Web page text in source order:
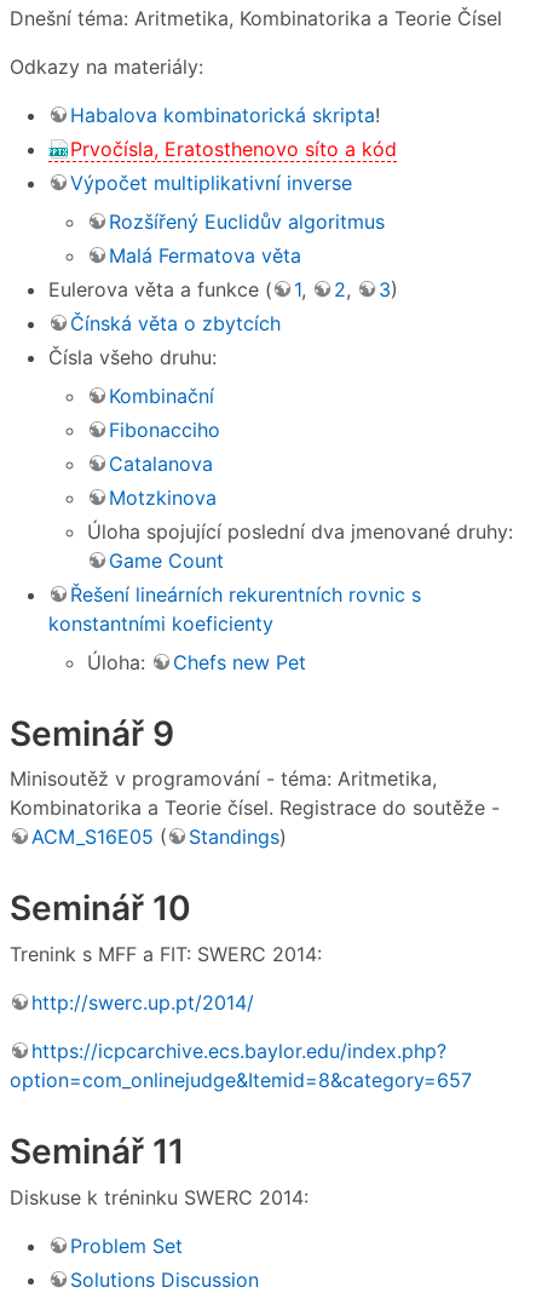
Dnešní téma: Aritmetika, Kombinatorika a Teorie Čísel
Odkazy na materiály:
Habalova kombinatorická skripta!
Prvočísla, Eratosthenovo síto a kód
Výpočet multiplikativní inverse
Rozšířený Euclidův algoritmus
Malá Fermatova věta
Eulerova věta a funkce (
1, 2, 3)
Čínská věta o zbytcích
Čísla všeho druhu:
Kombinační
Fibonacciho
Catalanova
Motzkinova
Úloha spojující poslední dva jmenované druhy:
Game Count
Řešení lineárních rekurentních rovnic s
konstantními koeficienty
Úloha:
Chefs new Pet
Seminář 9
Minisoutěž v programování - téma: Aritmetika,
Kombinatorika a Teorie čísel. Registrace do soutěže -
ACM_S16E05 ( Standings)
Seminář 10
Trenink s MFF a FIT: SWERC 2014:
http://swerc.up.pt/2014/
https://icpcarchive.ecs.baylor.edu/index.php?
option=com_onlinejudge&Itemid=8&category=657
Seminář 11
Diskuse k tréninku SWERC 2014:
Problem Set
Solutions Discussion